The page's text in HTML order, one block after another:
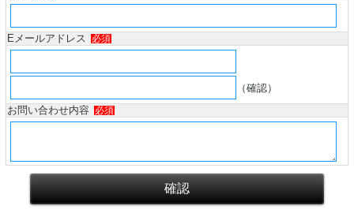
Eメールアドレス 必須
（確認）
お問い合わせ内容
必須